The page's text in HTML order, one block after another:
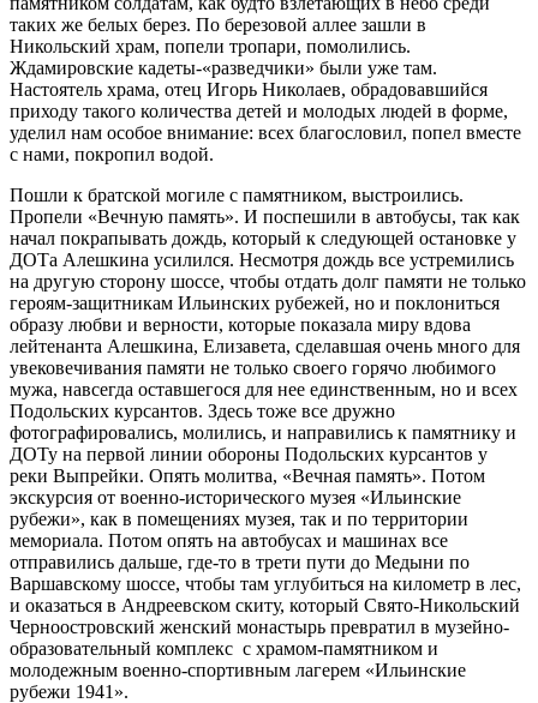
таких же белых берез. По березовой аллее зашли в
Никольский храм, попели тропари, помолились.
Ждамировские кадеты-«разведчики» были уже там.
Настоятель храма, отец Игорь Николаев, обрадовавшийся
приходу такого количества детей и молодых людей в форме,
уделил нам особое внимание: всех благословил, попел вместе
с нами, покропил водой.
Пошли к братской могиле с памятником, выстроились.
Пропели «Вечную память». И поспешили в автобусы, так как
начал покрапывать дождь, который к следующей остановке у
ДОТа Алешкина усилился. Несмотря дождь все устремились
на другую сторону шоссе, чтобы отдать долг памяти не только
героям-защитникам Ильинских рубежей, но и поклониться
образу любви и верности, которые показала миру вдова
лейтенанта Алешкина, Елизавета, сделавшая очень много для
увековечивания памяти не только своего горячо любимого
мужа, навсегда оставшегося для нее единственным, но и всех
Подольских курсантов. Здесь тоже все дружно
фотографировались, молились, и направились к памятнику и
ДОТу на первой линии обороны Подольских курсантов у
реки Выпрейки. Опять молитва, «Вечная память». Потом
экскурсия от военно-исторического музея «Ильинские
рубежи», как в помещениях музея, так и по территории
мемориала. Потом опять на автобусах и машинах все
отправились дальше, где-то в трети пути до Медыни по
Варшавскому шоссе, чтобы там углубиться на километр в лес,
и оказаться в Андреевском скиту, который Свято-Никольский
Черноостровский женский монастырь превратил в музейно-
образовательный комплекс с храмом-памятником и
молодежным военно-спортивным лагерем «Ильинские
рубежи 1941».